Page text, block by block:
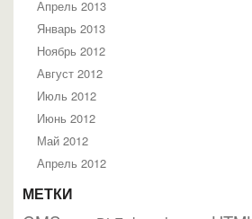
Апрель 2013
Январь 2013
Ноябрь 2012
Август 2012
Июль 2012
Июнь 2012
Май 2012
Апрель 2012
МЕТКИ